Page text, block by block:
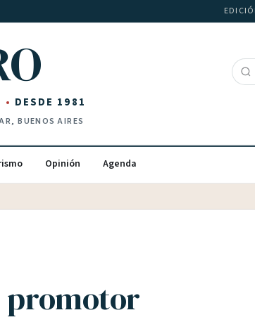
DESDE 1981
BUENOS AIRES
Opinión Agenda
promotor